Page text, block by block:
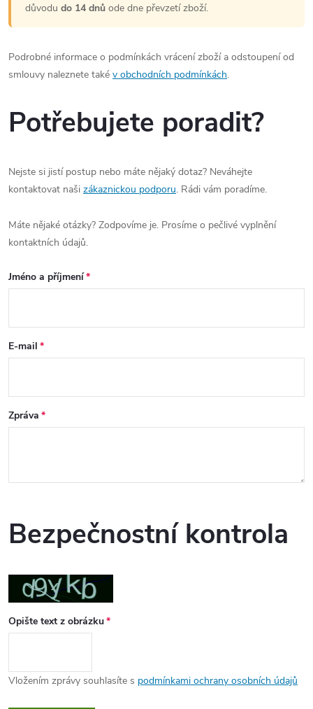
důvodu do 14 dnů ode dne převzetí zboží.
Podrobné informace o podmínkách vrácení zboží a odstoupení od
smlouvy naleznete také v obchodních podmínkách.
Potřebujete poradit?
Nejste si jistí postup nebo máte nějaký dotaz? Neváhejte
kontaktovat naši zákaznickou podporu. Rádi vám poradíme.
Máte nějaké otázky? Zodpovíme je. Prosíme o pečlivé vyplnění
kontaktních údajů.
Jméno a příjmení
E-mail
Zpráva
Bezpečnostní kontrola
Opište text z obrázku
Vložením zprávy souhlasíte s podmínkami ochrany osobních údajů